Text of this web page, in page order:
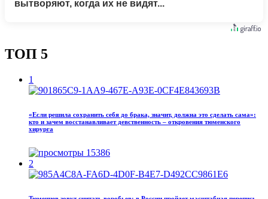
вытворяют, когда их не видят...
ТОП 5
1
«Если решила сохранить себя до брака, значит, должна это сделать сама»:
кто и зачем восстанавливает девственность – откровения тюменского
хирурга
15386
2